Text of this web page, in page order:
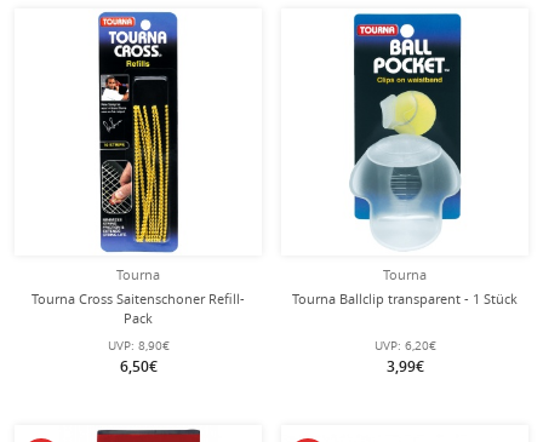
Tourna
Tourna Cross Saitenschoner Refill-
Pack
UVP: 8,90€
6,50€
Tourna
Tourna Ballclip transparent - 1 Stück
UVP: 6,20€
3,99€